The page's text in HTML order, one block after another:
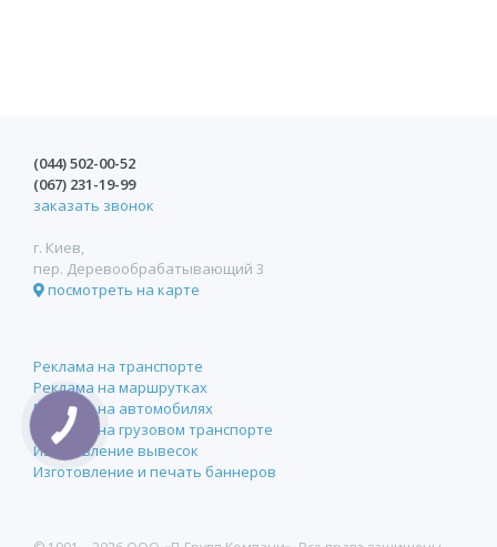
(044)502-00-52
(067) 231-19-99
заказать звонок
г. Киев,
пер. Деревообрабатывающий 3
посмотреть на карте
Реклама на транспорте
Реклама на маршрутках
Реклама на автомобилях
Реклама на грузовом транспорте
Изготовление вывесок
Изготовление и печать баннеров